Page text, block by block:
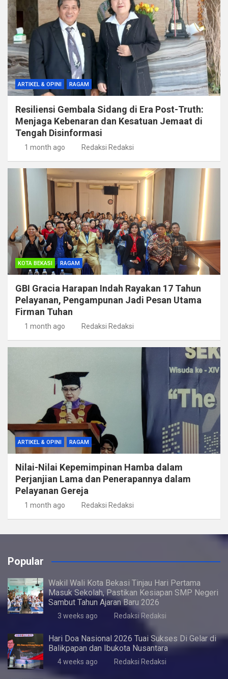
ARTIKEL & OPINI RAGAM
Resiliensi Gembala Sidang di Era Post-Truth:
Menjaga Kebenaran dan Kesatuan Jemaat di
Tengah Disinformasi
1 month ago Redaksi Redaksi
KOTA BEKASI RAGAM
GBI Gracia Harapan Indah Rayakan 17 Tahun
Pelayanan, Pengampunan Jadi Pesan Utama
Firman Tuhan
1 month ago Redaksi Redaksi
ARTIKEL & OPINI RAGAM
Nilai-Nilai Kepemimpinan Hamba dalam
Perjanjian Lama dan Penerapannya dalam
Pelayanan Gereja
1 month ago Redaksi Redaksi
Popular
Wakil Wali Kota Bekasi Tinjau Hari Pertama
Masuk Sekolah, Pastikan Kesiapan SMP Negeri
Sambut Tahun Ajaran Baru 2026
3 weeks ago Redaksi Redaksi
Hari Doa Nasional 2026 Tuai Sukses Di Gelar di
Balikpapan dan Ibukota Nusantara
4 weeks ago Redaksi Redaksi